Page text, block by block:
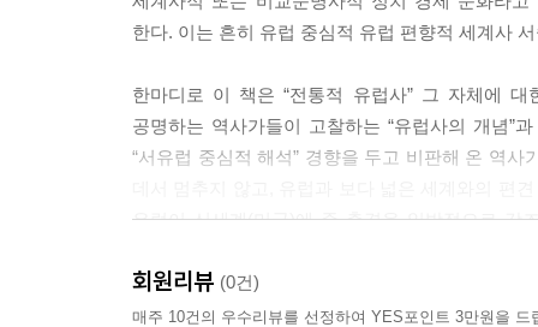
1) 유럽의 태동기?고대 말기
3) 종교개혁기
4) 18세기 계몽사상기
5) 최종의 전환기?유럽 시대의 종식
1) 동·서 유럽?공통의 역사적 배경
3) “유럽과 보다 넓은 세계”의 관계사
4) 양극화 체제?블록화의 세계사
한다. 이는 흔히 유럽 중심적 유럽 편향적 세계사
한마디로 이 책은 “전통적 유럽사” 그 자체에
공명하는 역사가들이 고찰하는 “유럽사의 개념”
“서유럽 중심적 해석” 경향을 두고 비판해 온 역
유럽이 신세계(미국)에 준 충격을 일방적으로 강
이해하기 시작했다는 것이다. 또한 동유럽의 역
비롯한 유럽 우월론의 실상을 거론할 수도 있다.
회원리뷰 (0건)
매주 10건의 우수리뷰를 선정하여 YES포인트 3만원을 드